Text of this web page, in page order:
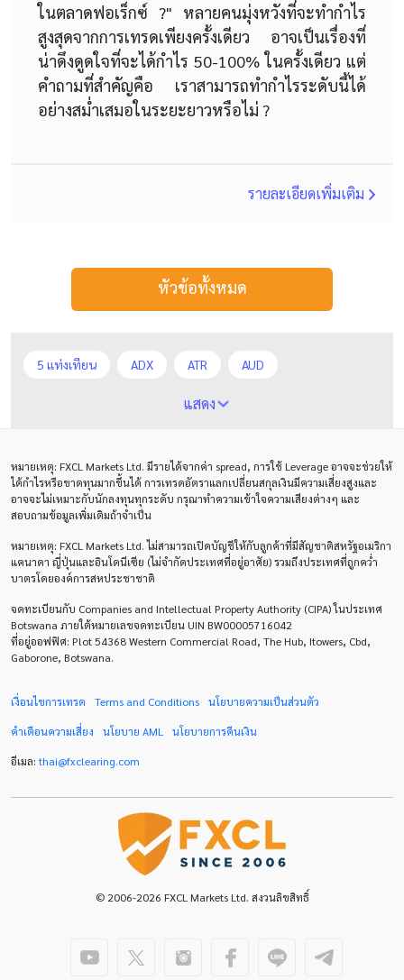
ในตลาดฟอเร็กซ์ ?" หลายคนมุ่งหวังที่จะทำกำไร
สูงสุดจากการเทรดเพียงครั้งเดียว อาจเป็นเรื่องที่
น่าดึงดูดใจที่จะได้กำไร 50-100% ในครั้งเดียว แต่
คำถามที่สำคัญคือ เราสามารถทำกำไรระดับนี้ได้
อย่างสม่ำเสมอในระยะยาวหรือไม่ ?
รายละเอียดเพิ่มเติม
หัวข้อทั้งหมด
5 แท่งเทียน ADX ATR AUD
Average True Range
CAD CHF COVID-19 CPI Charles Dow
Cherry Blossom Chinese Yuan
Correlation Matrix D1 DXY DailyFX
Default mode network
ECB ECN EMA EUR EUR/AUD
EUR/USD
EURUSD Expert Advisor Expert Advisors
FOMC FXCL FXStreet Fed
Forex Factory
Interbank Introducing Broker
MAM MT4 Margin Call
แสดง
หมายเหตุ: FXCL Markets Ltd. มีรายได้จากค่า spread, การใช้ Leverageอาจจะช่วยให้
ได้กำไรหรือขาดทุนมากขึ้นได้ การเทรดอัตราแลกเปลี่ยนสกุลเงินมีความเสี่ยงสูงและ
อาจจะไม่เหมาะกับนักลงทุนทุกระดับ กรุณาทำความเข้าใจความเสียงต่างๆ และ
สอบถามข้อมูลเพิ่มเติมถ้าจำเป็น
หมายเหตุ: FXCL Markets Ltd.ไม่สามารถเปิดบัญชีให้กับลูกค้าที่มีสัญชาติสหรัฐอเมริกา
แคนาดา ญี่ปุ่นและอินโดนีเซีย (ไม่จำกัดประเทศที่อยู่อาศัย) รวมถึงประเทศที่ถูกคว่ำ
บาตรโดยองค์การสหประชาชาติ
จดทะเบียนกับ Companies and Intellectual Property Authority (CIPA) ในประเทศ
Botswana ภายใต้หมายเลขจดทะเบียน UIN BW00005716042
ที่อยู่ออฟฟิศ: Plot 54368 Western Commercial Road, The Hub, Itowers, Cbd,
Gaborone, Botswana.
เงื่อนไขการเทรด Terms and Conditions นโยบายความเป็นส่วนตัว
คำเตือนความเสี่ยง นโยบาย AML นโยบายการคืนเงิน
อีเมล:thai@fxclearing.com
© 2006-2026 FXCL Markets Ltd. สงวนลิขสิทธิ์